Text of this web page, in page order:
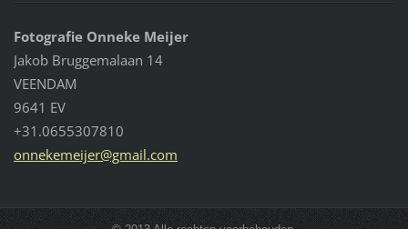
Fotografie Onneke Meijer
Jakob Bruggemalaan 14
VEENDAM
9641 EV
+31.0655307810
onnekemeijer@gmail.com